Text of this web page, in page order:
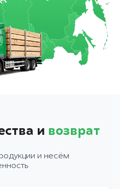
и возврат
и несём